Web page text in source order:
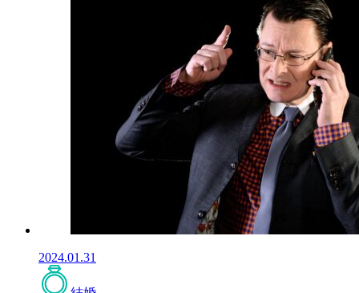
2024.01.31